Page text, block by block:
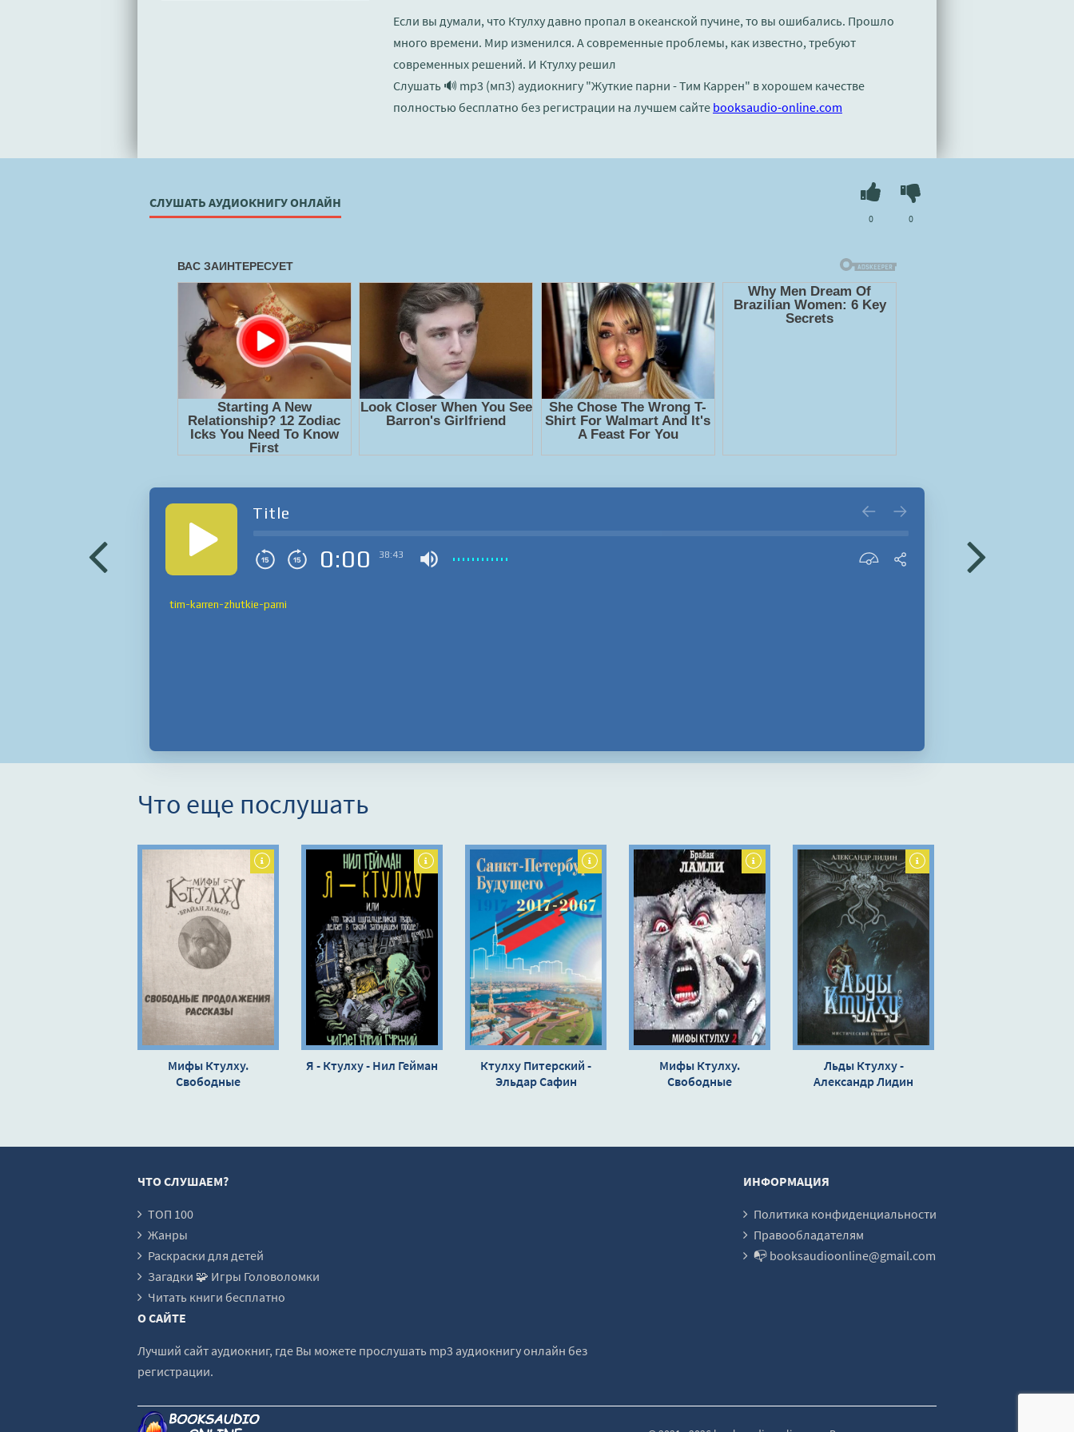
Если вы думали, что Ктулху давно пропал в океанской пучине, то вы ошибались. Прошло
много времени. Мир изменился. А современные проблемы, как известно, требуют
современных решений. И Ктулху решил
Слушать 🔊 mp3 (мп3) аудиокнигу "Жуткие парни - Тим Каррен" в хорошем качестве
полностью бесплатно без регистрации на лучшем сайте booksaudio-online.com
СЛУШАТЬ АУДИОКНИГУ ОНЛАЙН
0 0
Title
0:00 38:43
tim-karren-zhutkie-parni
Что еще послушать
Мифы Ктулху.
Свободные
Я - Ктулху - Нил Гейман
Ктулху Питерский -
Эльдар Сафин
Мифы Ктулху.
Свободные
Льды Ктулху -
Александр Лидин
ЧТО СЛУШАЕМ?
ТОП 100
Жанры
Раскраски для детей
Загадки 🧩 Игры Головоломки
Читать книги бесплатно
ИНФОРМАЦИЯ
Политика конфиденциальности
Правообладателям
📭 booksaudioonline@gmail.com
О САЙТЕ
Лучший сайт аудиокниг, где Вы можете прослушать mp3 аудиокнигу онлайн без
регистрации.